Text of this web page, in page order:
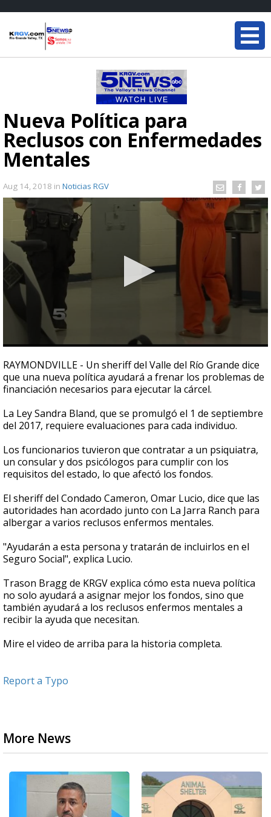
Nueva Política para
Reclusos con Enfermedades
Mentales
Aug 14, 2018 in Noticias RGV
seconds
of
3
minutes,
seconds
RAYMONDVILLE - Un sheriff del Valle del Río Grande dice
que una nueva política ayudará a frenar los problemas de
financiación necesarios para ejecutar la cárcel.
La Ley Sandra Bland, que se promulgó el 1 de septiembre
del 2017, requiere evaluaciones para cada individuo.
Los funcionarios tuvieron que contratar a un psiquiatra,
un consular y dos psicólogos para cumplir con los
requisitos del estado, lo que afectó los fondos.
El sheriff del Condado Cameron, Omar Lucio, dice que las
autoridades han acordado junto con La Jarra Ranch para
albergar a varios reclusos enfermos mentales.
"Ayudarán a esta persona y tratarán de incluirlos en el
Seguro Social", explica Lucio.
Trason Bragg de KRGV explica cómo esta nueva política
no solo ayudará a asignar mejor los fondos, sino que
también ayudará a los reclusos enfermos mentales a
recibir la ayuda que necesitan.
Mire el video de arriba para la historia completa.
Report a Typo
More News